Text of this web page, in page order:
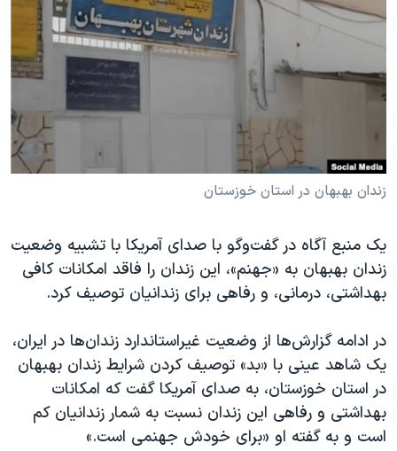
فرهنگ و زندگی
حقوق شهروندی
اقتصادی
اسرائیل در جنگ
گالری عکس
مستندها
انتخابات ریاست جمهوری آمریکا ۲۰۲۴
حمله جمهوری اسلامی به اسرائیل
ورزش زنان در ایران
اعتراضات زن، زندگی، آزادی
تریبونال مردمی آبان ۹۸
دادگاه حمید نوری
چهل سال گروگان‌گیری
قانون شفافیت دارائی کادر رهبری ایران
اعتراضات مردمی آبان ۹۸
اسرائیل در جنگ
نرگس محمدی برنده جایزه نوبل صلح
دنبال کنید
زبانهای مختلف
زندان بهبهان در استان خوزستان
یک منبع آگاه در گفت‌وگو با صدای آمریکا با تشبیه وضعیت
زندان بهبهان به «جهنم»، این زندان را فاقد امکانات کافی
بهداشتی، درمانی، و رفاهی برای زندانیان توصیف کرد.
در ادامه گزارش‌ها از وضعیت غیراستاندارد زندان‌ها در ایران،
یک شاهد عینی با «بد» توصیف کردن شرایط زندان بهبهان
در استان خوزستان، به صدای آمریکا گفت که امکانات
بهداشتی و رفاهی این زندان نسبت به شمار زندانیان کم
است و به گفته او «برای خودش جهنمی است.»